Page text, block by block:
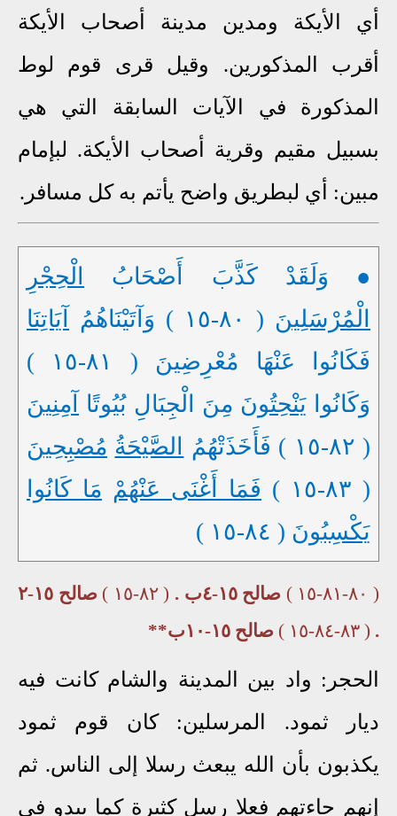
أي الأيكة ومدين مدينة أصحاب الأيكة
أقرب المذكورين. وقيل قرى قوم لوط
المذكورة في الآيات السابقة التي هي
بسبيل مقيم وقرية أصحاب الأيكة. لبإمام
مبين: أي لبطريق واضح يأتم به كل مسافر.
● وَلَقَدْ كَذَّبَ أَصْحَابُ
الْحِجْرِ
الْمُرْسَلِينَ ( ٨٠-١٥ ) وَآتَيْنَاهُمُ
آيَاتِنَا
فَكَانُوا عَنْهَا مُعْرِضِينَ ( ٨١-١٥ )
وَكَانُوا يَنْحِتُونَ مِنَ الْجِبَالِ بُيُوتًا
آمِنِينَ
( ٨٢-١٥ ) فَأَخَذَتْهُمُ
الصَّيْحَةُ مُصْبِحِينَ
( ٨٣-١٥ )
فَمَا أَغْنَى عَنْهُمْ مَا كَانُوا
يَكْسِبُونَ ( ٨٤-١٥ )
( ٨٠-٨١-١٥ ) صالح ١٥-٤ب . ( ٨٢-١٥ )
صالح ١٥-٢
. ( ٨٣-٨٤-١٥ ) صالح ١٥-١٠ب**
الحجر: واد بين المدينة والشام كانت فيه
ديار ثمود. المرسلين: كان قوم ثمود
يكذبون بأن الله يبعث رسلا إلى الناس. ثم
إنهم جاءتهم فعلا رسل كثيرة كما يبدو في